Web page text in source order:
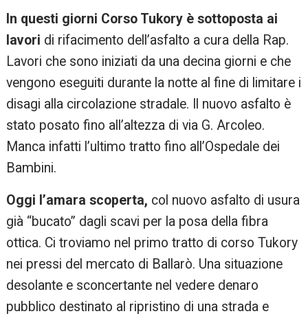
re
In questi giorni Corso Tukory è sottoposta ai
lavori di rifacimento dell’asfalto a cura della Rap.
Lavori che sono iniziati da una decina giorni e che
vengono eseguiti durante la notte al fine di limitare i
disagi alla circolazione stradale. Il nuovo asfalto è
stato posato fino all’altezza di via G. Arcoleo.
Manca infatti l’ultimo tratto fino all’Ospedale dei
Bambini.
Oggi l’amara scoperta, col nuovo asfalto di usura
già “bucato” dagli scavi per la posa della fibra
ottica. Ci troviamo nel primo tratto di corso Tukory
nei pressi del mercato di Ballarò. Una situazione
desolante e sconcertante nel vedere denaro
pubblico destinato al ripristino di una strada e